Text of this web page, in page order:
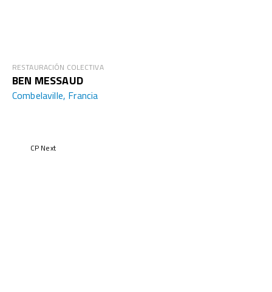
RESTAURACIÓN COLECTIVA
BEN MESSAUD
Combelaville, Francia
CP Next